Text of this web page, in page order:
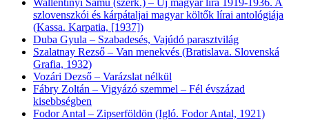
szlovenszkói és kárpátaljai magyar költők lírai antológiája
(Kassa. Karpatia, [1937])
Duba Gyula – Szabadesés, Vajúdó parasztvilág
Szalatnay Rezső – Van menekvés (Bratislava. Slovenská
Grafia, 1932)
Vozári Dezső – Varázslat nélkül
Fábry Zoltán – Vigyázó szemmel – Fél évszázad
kisebbségben
Fodor Antal – Zipserföldön (Igló. Fodor Antal, 1921)